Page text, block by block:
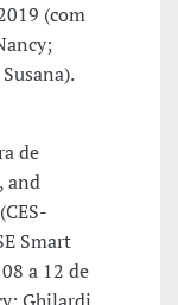
(com
de
and
Smart
a 12 de